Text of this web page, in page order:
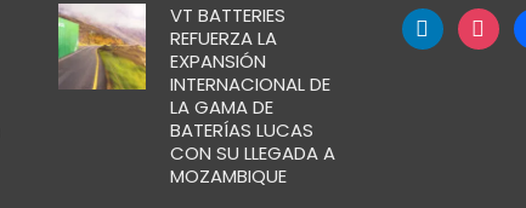
VT BATTERIES
REFUERZA LA
EXPANSIÓN
INTERNACIONAL DE
LA GAMA DE
BATERÍAS LUCAS
CON SU LLEGADA A
MOZAMBIQUE